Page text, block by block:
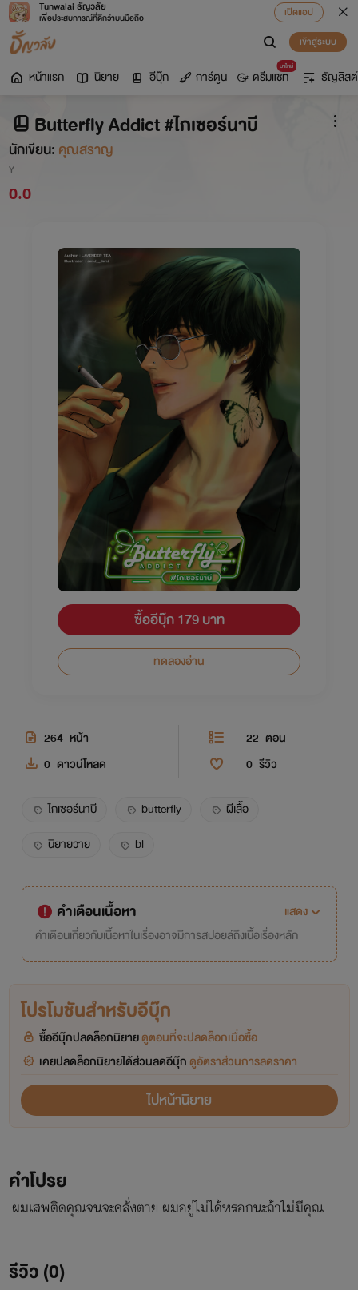
Tunwalai ธัญวลัย
เพื่อประสบการณ์ที่ดีกว่าบนมือถือ
เปิดแอป
เข้าสู่ระบบ
หน้าแรก นิยาย อีบุ๊ก การ์ตูน
มาใหม่
ดรีมแชท ธัญลิสต์
Butterfly Addict #ไกเซอร์นาบี
นักเขียน: คุณสราญ
Y
0.0
ซื้ออีบุ๊ก 179 บาท
ทดลองอ่าน
264 หน้า 22 ตอน
0 ดาวน์โหลด 0 รีวิว
ไกเซอร์นาบี butterfly
ผีเสื้อ
นิยายวาย
bl
คำเตือนเนื้อหา
แสดง
คำเตือนเกี่ยวกับเนื้อหาในเรื่องอาจมีการสปอยล์ถึงเนื้อเรื่องหลัก
โปรโมชันสำหรับอีบุ๊ก
ซื้ออีบุ๊กปลดล็อกนิยายดูตอนที่จะปลดล็อกเมื่อซื้อ
เคยปลดล็อกนิยายได้ส่วนลดอีบุ๊ก ดูอัตราส่วนการลดราคา
ไปหน้านิยาย
คำโปรย
ผมเสพติดคุณจนจะคลั่งตาย ผมอยู่ไม่ได้หรอกนะถ้าไม่มีคุณ
รีวิว (0)